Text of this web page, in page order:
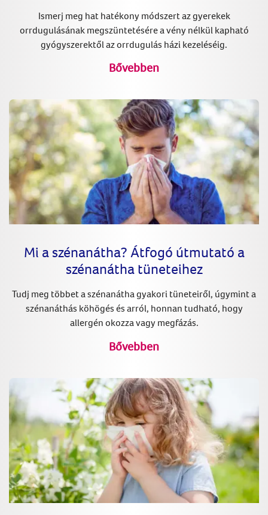
Ismerj meg hat hatékony módszert az gyerekek
orrdugulásának megszüntetésére a vény nélkül kapható
gyógyszerektől az orrdugulás házi kezeléséig.
Bővebben
Mi a szénanátha? Átfogó útmutató a
szénanátha tüneteihez
Tudj meg többet a szénanátha gyakori tüneteiről, úgymint a
szénanáthás köhögés és arról, honnan tudható, hogy
allergén okozza vagy megfázás.
Bővebben